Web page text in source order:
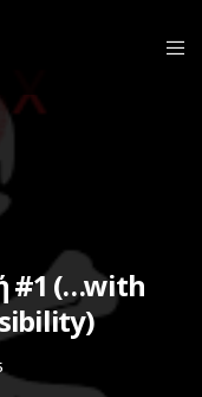
#1 (…with